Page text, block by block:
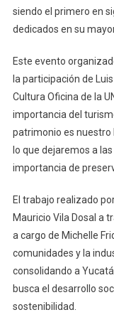
siendo el primero en
dedicados en su
Este evento
la participación de
Cultura Oficina de la
importancia del
patrimonio es nuestro
lo que dejaremos a
importancia de
El trabajo realizado
Mauricio Vila Dosal a
a cargo de Michelle
comunidades y la
consolidando a
busca el desarrollo
sostenibilidad.